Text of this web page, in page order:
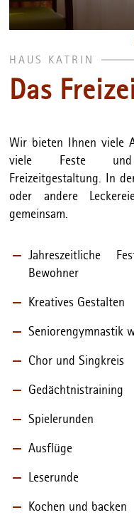
HAUS KATRIN
Das
Wir bieten Ihnen viele
viele Feste und
Freizeitgestaltung. In
oder andere
gemeinsam.
Jahreszeitliche
Bewohner
Kreatives Gestalten
Seniorengymnastik
Chor und Singkreis
Gedächtnistraining
Spielerunden
Ausflüge
Leserunde
Kochen und backen